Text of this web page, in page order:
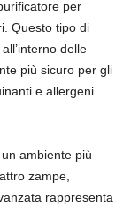
per
Questo tipo di
delle
più sicuro per gli
e allergeni
ambiente più
zampe,
rappresenta